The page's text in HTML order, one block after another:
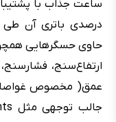
حاوی حسگرهایی
ارتفاع‌سنج،
عمق( مخصوص